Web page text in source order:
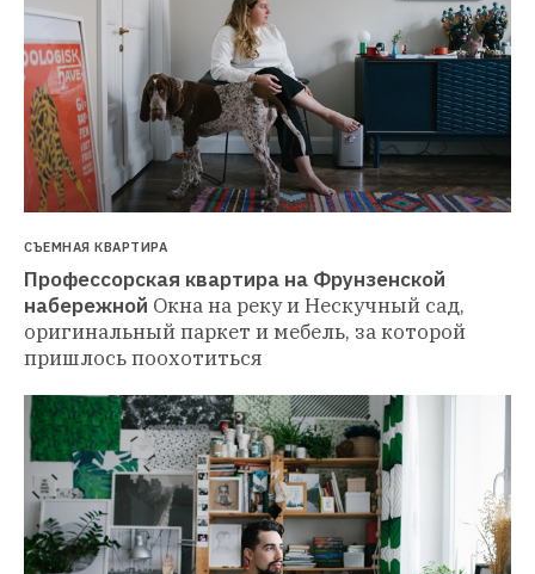
СЪЕМНАЯ КВАРТИРА
Профессорская квартира на Фрунзенской
набережной Окна на реку и Нескучный сад,
оригинальный паркет и мебель, за которой
пришлось поохотиться